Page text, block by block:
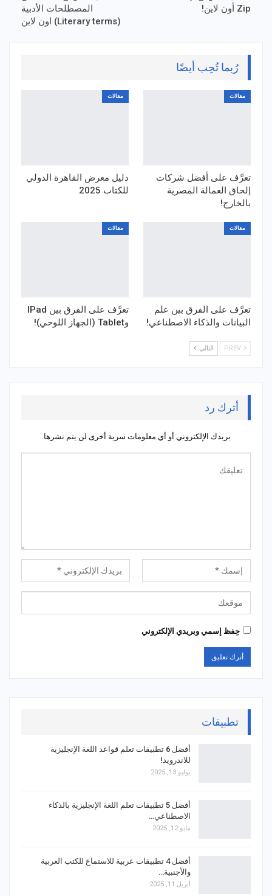
Zip أون لاين!
المصطلحات الأدبية
(Literary terms) اون لاين
رُبما تُحِب أيضًا
مقالات
تعرَّف على أفضل شركات
إلحاق العمالة المصرية
بالخارج!
مقالات
دليل معرض القاهرة الدولي
للكتاب 2025
مقالات
تعرَّف على الفرق بين علم
البيانات والذكاء الاصطناعي!
مقالات
تعرَّف على الفرق بين IPad
وTablet (الجهاز اللوحي)!
التالي
أترك رد
بريدك الإلكتروني أو أي معلومات سرية أخرى لن يتم نشرها.
حِفظ إسمي وبريدي الإلكتروني
تطبيقات
أفضل 6 تطبيقات تعلم قواعد اللغة الإنجليزية
للاندرويد!
يوليو 13, 2025
أفضل 5 تطبيقات تعلم اللغة الإنجليزية بالذكاء
الاصطناعي…
مايو 12, 2025
أفضل 4 تطبيقات عربية للاستماع للكتب العربية
والأجنبية…
أبريل 11, 2025